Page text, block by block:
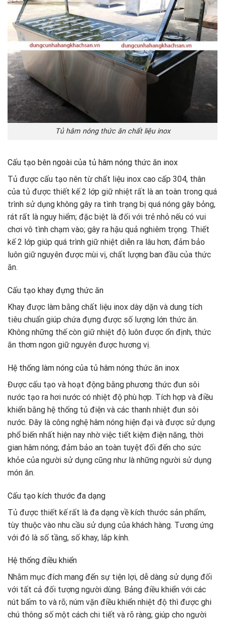
Tủ hâm nóng thức ăn chất liệu inox
Cấu tạo bên ngoài của tủ hâm nóng thức ăn inox
Tủ được cấu tạo nên từ chất liệu inox cao cấp 304, thân
của tủ được thiết kế 2 lớp giữ nhiệt rất là an toàn trong quá
trình sử dụng không gây ra tình trạng bị quá nóng gây bỏng,
rát rất là nguy hiểm; đặc biệt là đối với trẻ nhỏ nếu có vui
chơi vô tình chạm vào; gây ra hậu quả nghiêm trọng. Thiết
kế 2 lớp giúp quá trình giữ nhiệt diễn ra lâu hơn; đảm bảo
luôn giữ nguyên được mùi vị, chất lượng ban đầu của thức
ăn.
Cấu tạo khay đựng thức ăn
Khay được làm bằng chất liệu inox dày dặn và dung tích
tiêu chuẩn giúp chứa đựng được số lượng lớn thức ăn.
Không những thế còn giữ nhiệt độ luôn được ổn định, thức
ăn thơm ngon giữ nguyên được hương vị.
Hệ thống làm nóng của tủ hâm nóng thức ăn inox
Được cấu tạo và hoạt động bằng phương thức đun sôi
nước tạo ra hơi nước có nhiệt độ phù hợp. Tích hợp và điều
khiển bằng hệ thống tủ điện và các thanh nhiệt đun sôi
nước. Đây là công nghệ hâm nóng hiện đại và được sử dụng
phổ biến nhất hiện nay nhờ việc tiết kiệm điện năng, thời
gian hâm nóng; đảm bảo an toàn tuyệt đối đến cho sức
khỏe của người sử dụng cũng như là những người sử dụng
món ăn.
Cấu tạo kích thước đa dạng
Tủ được thiết kế rất là đa dạng về kích thước sản phẩm,
tùy thuộc vào nhu cầu sử dụng của khách hàng. Tương ứng
với đó là số tầng, số khay, lắp kính.
Hệ thống điều khiển
Nhằm mục đích mang đến sự tiện lợi, dễ dàng sử dụng đối
với tất cả đối tượng người dùng. Bảng điều khiển với các
nút bấm to và rõ; núm vặn điều khiển nhiệt độ thì được ghi
chú thông số một cách chi tiết và rõ ràng; giúp cho người